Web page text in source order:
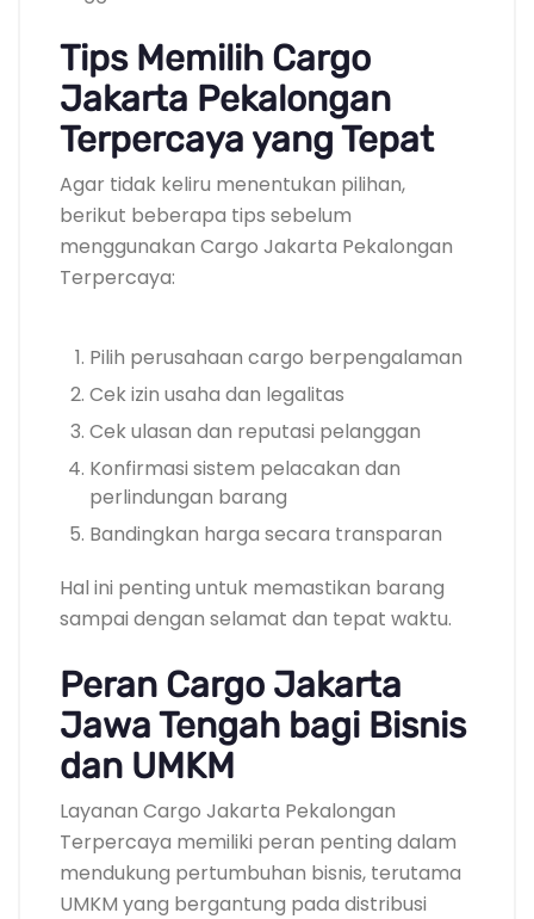
Tips Memilih Cargo
Jakarta Pekalongan
Terpercaya yang Tepat
Agar tidak keliru menentukan pilihan,
berikut beberapa tips sebelum
menggunakan Cargo Jakarta Pekalongan
Terpercaya:
Pilih perusahaan cargo berpengalaman
Cek izin usaha dan legalitas
Cek ulasan dan reputasi pelanggan
Konfirmasi sistem pelacakan dan
perlindungan barang
Bandingkan harga secara transparan
Hal ini penting untuk memastikan barang
sampai dengan selamat dan tepat waktu.
Peran Cargo Jakarta
Jawa Tengah bagi Bisnis
dan UMKM
Layanan Cargo Jakarta Pekalongan
Terpercaya memiliki peran penting dalam
mendukung pertumbuhan bisnis, terutama
UMKM yang bergantung pada distribusi